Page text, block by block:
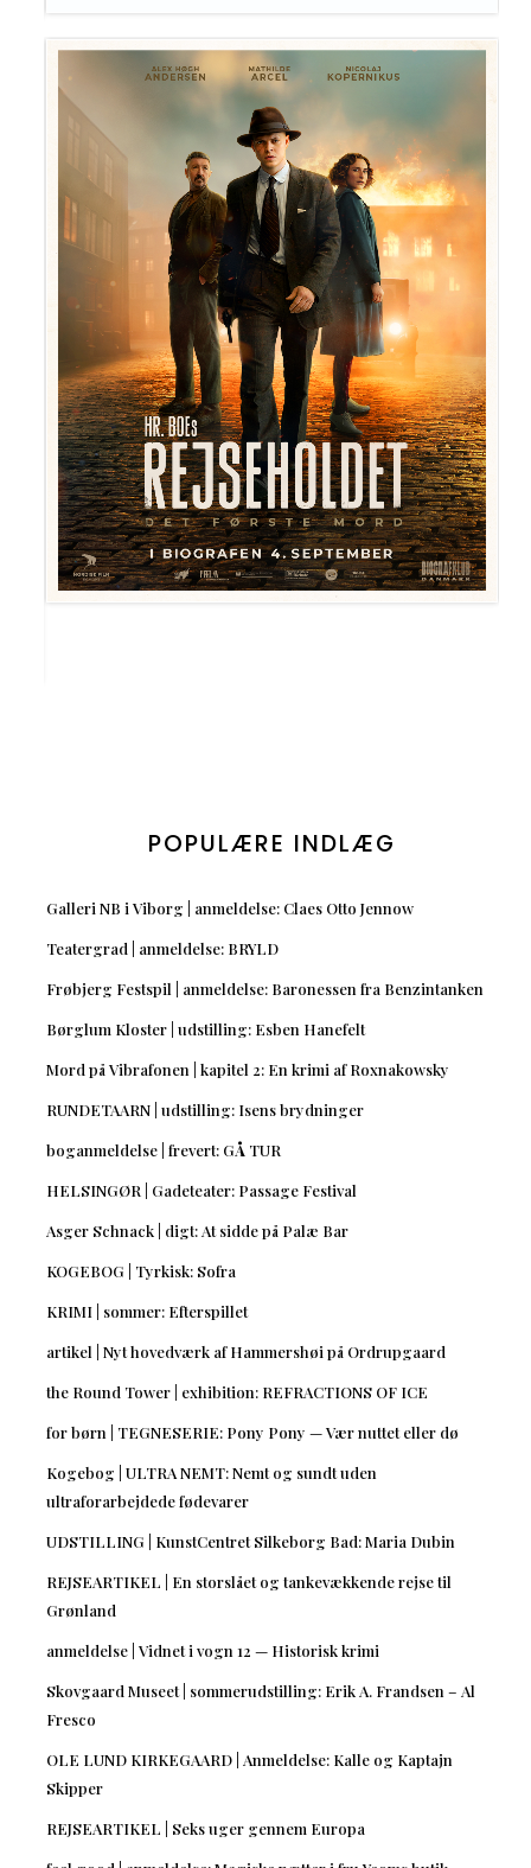
POPULÆRE INDLÆG
Galleri NB i Viborg | anmeldelse: Claes Otto Jennow
Teatergrad | anmeldelse: BRYLD
Frøbjerg Festspil | anmeldelse: Baronessen fra Benzintanken
Børglum Kloster | udstilling: Esben Hanefelt
Mord på Vibrafonen | kapitel 2: En krimi af Roxnakowsky
RUNDETAARN | udstilling: Isens brydninger
boganmeldelse | frevert: GÅ TUR
HELSINGØR | Gadeteater: Passage Festival
Asger Schnack | digt: At sidde på Palæ Bar
KOGEBOG | Tyrkisk: Sofra
KRIMI | sommer: Efterspillet
artikel | Nyt hovedværk af Hammershøi på Ordrupgaard
the Round Tower | exhibition: REFRACTIONS OF ICE
for børn | TEGNESERIE: Pony Pony — Vær nuttet eller dø
Kogebog | ULTRA NEMT: Nemt og sundt uden
ultraforarbejdede fødevarer
UDSTILLING | KunstCentret Silkeborg Bad: Maria Dubin
REJSEARTIKEL | En storslået og tankevækkende rejse til
Grønland
anmeldelse | Vidnet i vogn 12 — Historisk krimi
Skovgaard Museet | sommerudstilling: Erik A. Frandsen – Al
Fresco
OLE LUND KIRKEGAARD | Anmeldelse: Kalle og Kaptajn
Skipper
REJSEARTIKEL | Seks uger gennem Europa